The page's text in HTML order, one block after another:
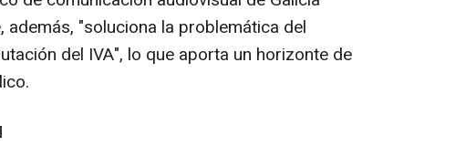
"soluciona la problemática del
del IVA", lo que aporta un horizonte de